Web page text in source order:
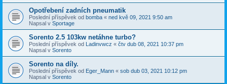
Opotřebení zadních pneumatik
Poslední příspěvek od bomba « ned kvě 09, 2021 9:50 am
Napsal v Sportage
Sorento 2.5 103kw netáhne turbo?
Poslední příspěvek od Ladinvwcz « čtv dub 08, 2021 10:37 pm
Napsal v Sorento
Sorento na díly.
Poslední příspěvek od Eger_Mann « sob dub 03, 2021 10:12 pm
Napsal v Sorento